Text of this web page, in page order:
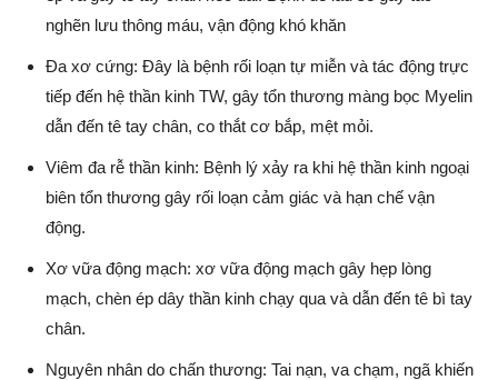
nghẽn lưu thông máu, vận động khó khăn
Đa xơ cứng: Đây là bệnh rối loạn tự miễn và tác động trực
tiếp đến hệ thần kinh TW, gây tổn thương màng bọc Myelin
dẫn đến tê tay chân, co thắt cơ bắp, mệt mỏi.
Viêm đa rễ thần kinh: Bệnh lý xảy ra khi hệ thần kinh ngoại
biên tổn thương gây rối loạn cảm giác và hạn chế vận
động.
Xơ vữa động mạch: xơ vữa động mạch gây hẹp lòng
mạch, chèn ép dây thần kinh chạy qua và dẫn đến tê bì tay
chân.
Nguyên nhân do chấn thương: Tai nạn, va chạm, ngã khiến